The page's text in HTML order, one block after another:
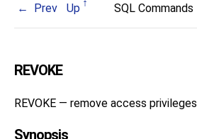
Prev
Up SQL Commands
REVOKE
REVOKE — remove access privileges
Synopsis